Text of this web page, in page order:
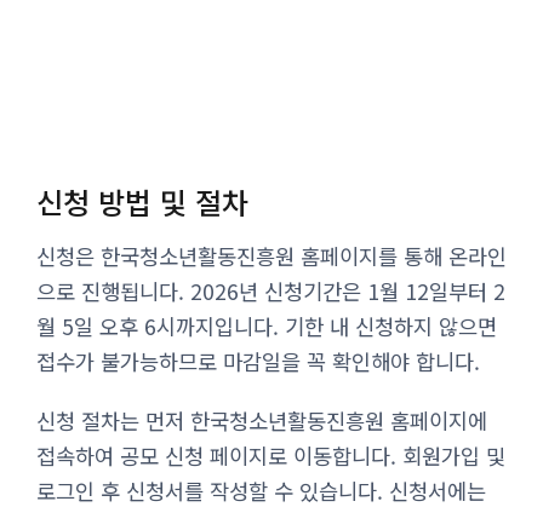
신청 방법 및 절차
신청은 한국청소년활동진흥원 홈페이지를 통해 온라인
으로 진행됩니다. 2026년 신청기간은 1월 12일부터 2
월 5일 오후 6시까지입니다. 기한 내 신청하지 않으면
접수가 불가능하므로 마감일을 꼭 확인해야 합니다.
신청 절차는 먼저 한국청소년활동진흥원 홈페이지에
접속하여 공모 신청 페이지로 이동합니다. 회원가입 및
로그인 후 신청서를 작성할 수 있습니다. 신청서에는